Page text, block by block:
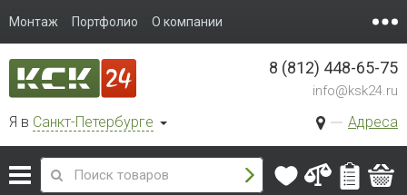
Монтаж Портфолио О компании
Я в Санкт-Петербурге Адреса
8 (812) 448-65-75
info@ksk24.ru